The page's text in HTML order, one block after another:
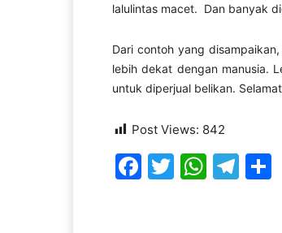
lalulintas macet. Dan banyak
Dari contoh yang
lebih dekat dengan manusia.
untuk diperjual belikan.
Post Views: 842
Facebook
Twitter